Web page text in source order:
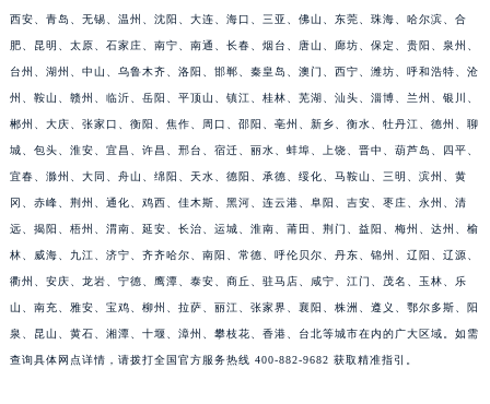
西安、青岛、无锡、温州、沈阳、大连、海口、三亚、佛山、东莞、珠海、哈尔滨、合
肥、昆明、太原、石家庄、南宁、南通、长春、烟台、唐山、廊坊、保定、贵阳、泉州、
台州、湖州、中山、乌鲁木齐、洛阳、邯郸、秦皇岛、澳门、西宁、潍坊、呼和浩特、沧
州、鞍山、赣州、临沂、岳阳、平顶山、镇江、桂林、芜湖、汕头、淄博、兰州、银川、
郴州、大庆、张家口、衡阳、焦作、周口、邵阳、亳州、新乡、衡水、牡丹江、德州、聊
城、包头、淮安、宜昌、许昌、邢台、宿迁、丽水、蚌埠、上饶、晋中、葫芦岛、四平、
宜春、滁州、大同、舟山、绵阳、天水、德阳、承德、绥化、马鞍山、三明、滨州、黄
冈、赤峰、荆州、通化、鸡西、佳木斯、黑河、连云港、阜阳、吉安、枣庄、永州、清
远、揭阳、梧州、渭南、延安、长治、运城、淮南、莆田、荆门、益阳、梅州、达州、榆
林、威海、九江、济宁、齐齐哈尔、南阳、常德、呼伦贝尔、丹东、锦州、辽阳、辽源、
衢州、安庆、龙岩、宁德、鹰潭、泰安、商丘、驻马店、咸宁、江门、茂名、玉林、乐
山、南充、雅安、宝鸡、柳州、拉萨、丽江、张家界、襄阳、株洲、遵义、鄂尔多斯、阳
泉、昆山、黄石、湘潭、十堰、漳州、攀枝花、香港、台北等城市在内的广大区域。如需
查询具体网点详情，请拨打全国官方服务热线 400-882-9682 获取精准指引。